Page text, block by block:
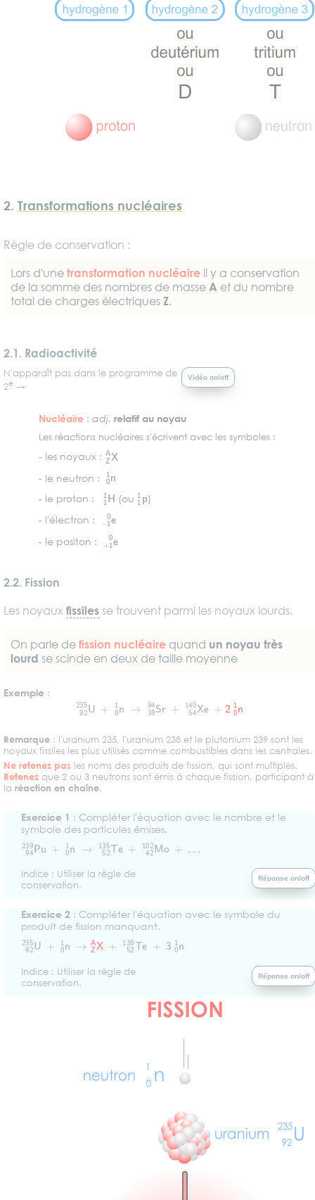
2. Transformations nucléaires
Règle de conservation :
Lors d'une transformation nucléaire il y a conservation
de la somme des nombres de masse A et du nombre
total de charges électriques Z.
2.1. Radioactivité
N'apparaît pas dans le programme de
2e →
Vidéo on/off
Nucléaire : adj. relatif au noyau
Les réactions nucléaires s'écrivent avec les symboles :
- les noyaux :
Z
- le neutron :
0
- le proton :
11
(ou
1
)
- l'électron :
−1
- le positon :
+1
2.2. Fission
Les noyaux fissiles se trouvent parmi les noyaux lourds.
On parle de fission nucléaire quand un noyau très
lourd se scinde en deux de taille moyenne
Exemple :
92 U n 94Sr 140
Remarque : l'uranium 235, l'uranium 238 et le plutonium 239 sont les
noyaux fissiles les plus utilisés comme combustibles dans les centrales.
Ne retenez pas les noms des produits de fission, qui sont multiples.
Retenez que 2 ou 3 neutrons sont émis à chaque fission, participant à
la réaction en chaîne.
Exercice 1 : Compléter l'équation avec le nombre et le
symbole des particules émises.
94 Pu n → 135 Te
Indice : Utiliser la règle de
conservation.
Réponse on/off
Exercice 2 : Compléter l'équation avec le symbole du
produit de fission manquant.
92 235 U n → AX + 138
Indice : Utiliser la règle de
conservation.
Réponse on/off